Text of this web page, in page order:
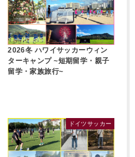
2026冬 ハワイサッカーウィン
ターキャンプ ~短期留学・親子
留学・家族旅行~
ドイツサッカー